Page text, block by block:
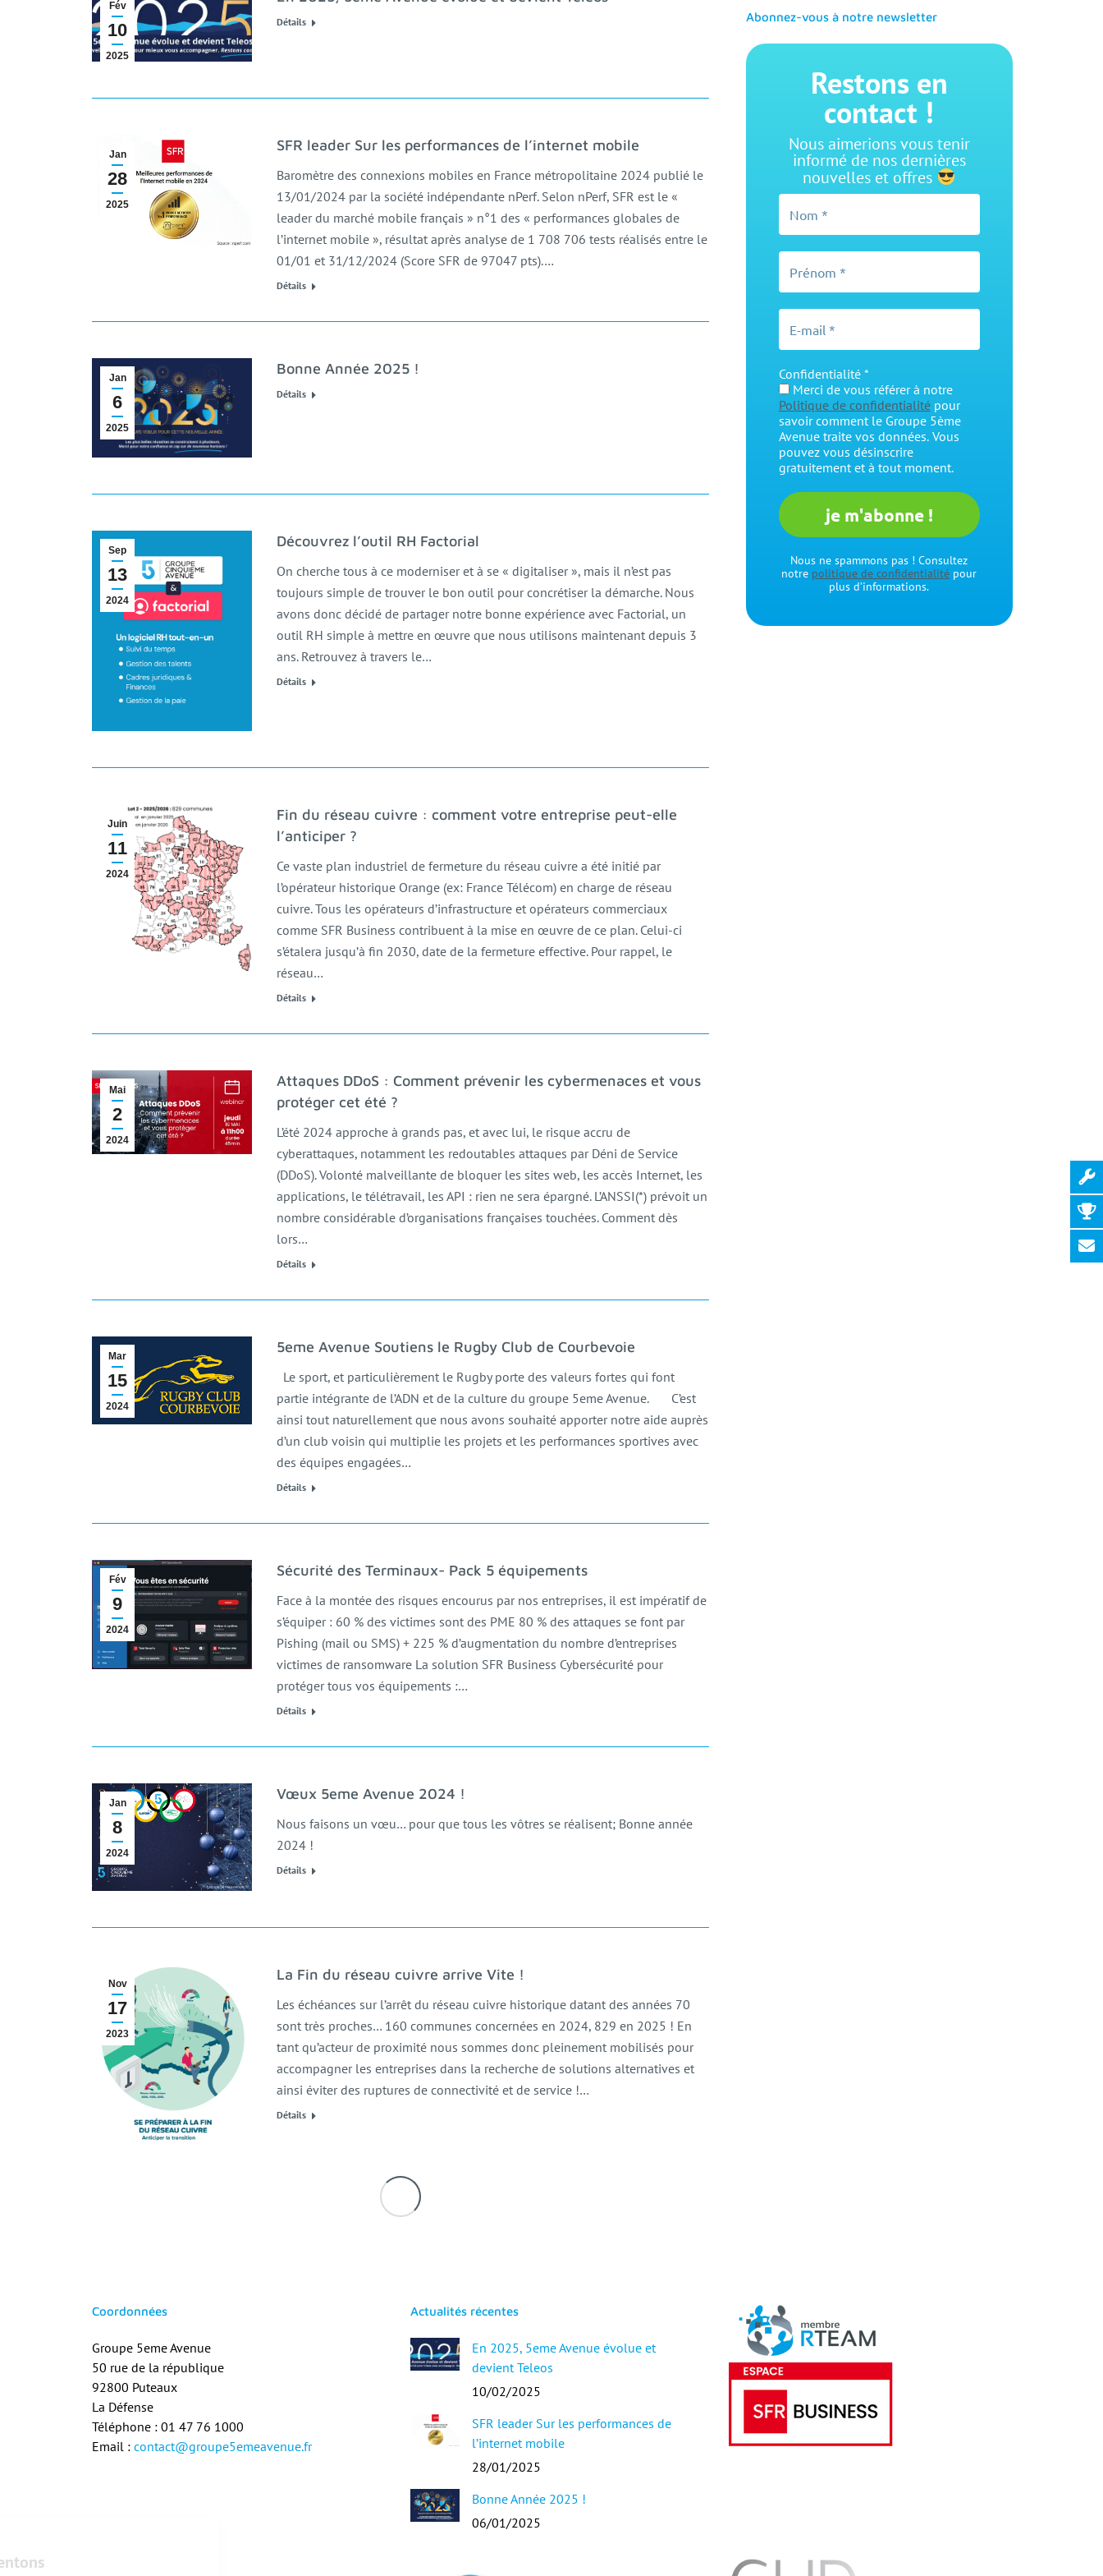
Nous vous présentons
Fév
10
2025
Détails
Jan
28
2025
SFR leader Sur les performances de l’internet mobile
Baromètre des connexions mobiles en France métropolitaine 2024 publié le
13/01/2024 par la société indépendante nPerf. Selon nPerf, SFR est le «
leader du marché mobile français » n°1 des « performances globales de
l’internet mobile », résultat après analyse de 1 708 706 tests réalisés entre le
01/01 et 31/12/2024 (Score SFR de 97047 pts).…
Détails
Jan
6
2025
Bonne Année 2025 !
Détails
Sep
13
2024
Découvrez l’outil RH Factorial
On cherche tous à ce moderniser et à se « digitaliser », mais il n’est pas
toujours simple de trouver le bon outil pour concrétiser la démarche. Nous
avons donc décidé de partager notre bonne expérience avec Factorial, un
outil RH simple à mettre en œuvre que nous utilisons maintenant depuis 3
ans. Retrouvez à travers le…
Détails
Juin
11
2024
Fin du réseau cuivre : comment votre entreprise peut-elle
l’anticiper ?
Ce vaste plan industriel de fermeture du réseau cuivre a été initié par
l’opérateur historique Orange (ex: France Télécom) en charge de réseau
cuivre. Tous les opérateurs d’infrastructure et opérateurs commerciaux
comme SFR Business contribuent à la mise en œuvre de ce plan. Celui-ci
s’étalera jusqu’à fin 2030, date de la fermeture effective. Pour rappel, le
réseau…
Détails
Mai
2
2024
Attaques DDoS : Comment prévenir les cybermenaces et vous
protéger cet été ?
L’été 2024 approche à grands pas, et avec lui, le risque accru de
cyberattaques, notamment les redoutables attaques par Déni de Service
(DDoS). Volonté malveillante de bloquer les sites web, les accès Internet, les
applications, le télétravail, les API : rien ne sera épargné. L’ANSSI(*) prévoit un
nombre considérable d’organisations françaises touchées. Comment dès
lors…
Détails
Mar
15
2024
5eme Avenue Soutiens le Rugby Club de Courbevoie
Le sport, et particulièrement le Rugby porte des valeurs fortes qui font
partie intégrante de l’ADN et de la culture du groupe 5eme Avenue. C’est
ainsi tout naturellement que nous avons souhaité apporter notre aide auprès
d’un club voisin qui multiplie les projets et les performances sportives avec
des équipes engagées…
Détails
Fév
9
2024
Sécurité des Terminaux- Pack 5 équipements
Face à la montée des risques encourus par nos entreprises, il est impératif de
s’équiper : 60 % des victimes sont des PME 80 % des attaques se font par
Pishing (mail ou SMS) + 225 % d’augmentation du nombre d’entreprises
victimes de ransomware La solution SFR Business Cybersécurité pour
protéger tous vos équipements :…
Détails
Jan
8
2024
Vœux 5eme Avenue 2024 !
Nous faisons un vœu… pour que tous les vôtres se réalisent; Bonne année
2024 !
Détails
Nov
17
2023
La Fin du réseau cuivre arrive Vite !
Les échéances sur l’arrêt du réseau cuivre historique datant des années 70
sont très proches… 160 communes concernées en 2024, 829 en 2025 ! En
tant qu’acteur de proximité nous sommes donc pleinement mobilisés pour
accompagner les entreprises dans la recherche de solutions alternatives et
ainsi éviter des ruptures de connectivité et de service !…
Détails
Abonnez-vous à notre newsletter
Restons en
contact !
Nous aimerions vous tenir
informé de nos dernières
nouvelles et offres
Confidentialité *
Merci de vous référer à notre
Politique de confidentialitépour
savoir comment le Groupe 5ème
Avenue traite vos données. Vous
pouvez vous désinscrire
gratuitement et à tout moment.
Nous ne spammons pas ! Consultez
notre politique de confidentialité pour
plus d’informations.
Coordonnées
Groupe 5eme Avenue
50 rue de la république
92800 Puteaux
La Défense
Téléphone : 01 47 76 1000
Email : contact@groupe5emeavenue.fr
Actualités récentes
En 2025, 5eme Avenue évolue et
devient Teleos
10/02/2025
SFR leader Sur les performances de
l’internet mobile
28/01/2025
Bonne Année 2025 !
06/01/2025